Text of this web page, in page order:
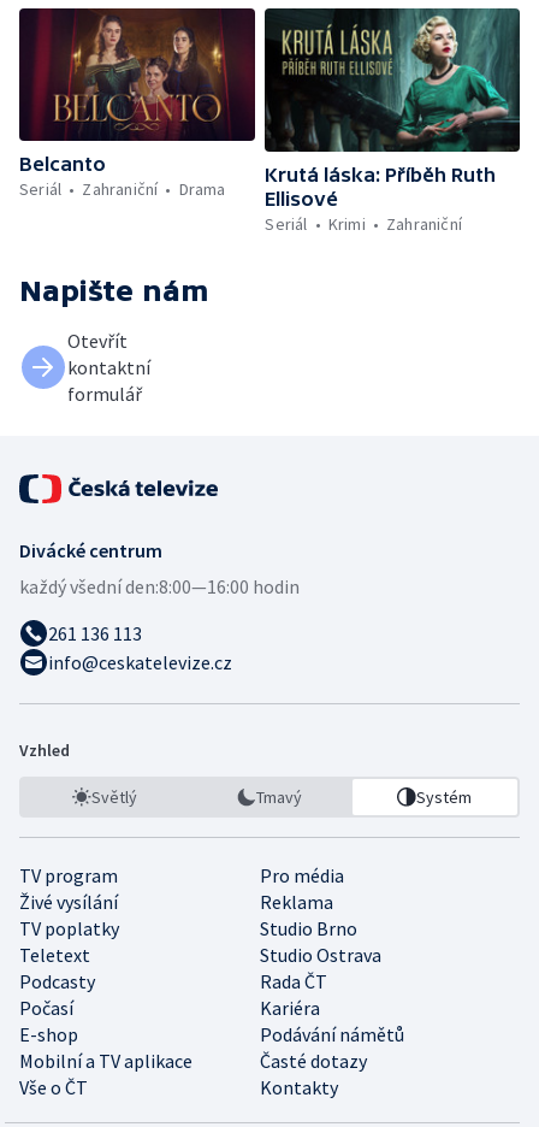
Belcanto
Seriál
Zahraniční Drama
Krutá láska: Příběh Ruth
Ellisové
Seriál
Krimi Zahraniční
Napište nám
Otevřít
kontaktní
formulář
Divácké centrum
každý všední den:8:00—16:00 hodin
261 136 113
info@ceskatelevize.cz
Vzhled
Světlý Tmavý Systém
TV program
Pro média
Živé vysílání
Reklama
TV poplatky
Studio Brno
Teletext
Studio Ostrava
Podcasty
Rada ČT
Počasí
Kariéra
E-shop
Podávání námětů
Mobilní a TV aplikace
Časté dotazy
Vše o ČT
Kontakty